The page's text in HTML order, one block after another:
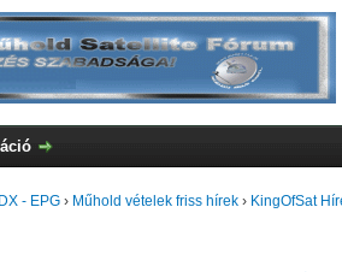
- EPG › Műhold vételek friss hírek › KingOfSat